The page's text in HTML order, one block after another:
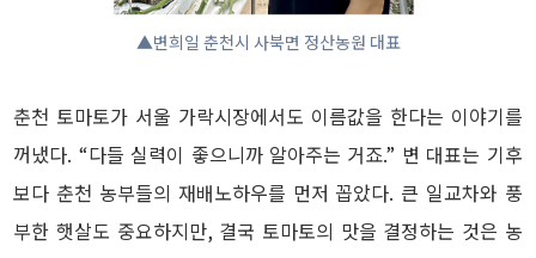
▲변희일 춘천시 사북면 정산농원 대표
춘천 토마토가 서울 가락시장에서도 이름값을 한다는 이야기를
꺼냈다. “다들 실력이 좋으니까 알아주는 거죠.” 변 대표는 기후
보다 춘천 농부들의 재배노하우를 먼저 꼽았다. 큰 일교차와 풍
부한 햇살도 중요하지만, 결국 토마토의 맛을 결정하는 것은 농